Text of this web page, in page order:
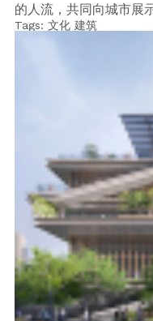
的人流，共同向城市展
Tags: 文化 建筑